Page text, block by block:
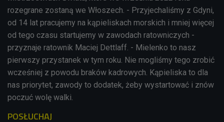
rozegrane zostaną we Włoszech. - Przyjechaliśmy z Gdyni,
od 14 lat pracujemy na kąpieliskach morskich i mniej więcej
od tego czasu startujemy w zawodach ratowniczych -
przyznaje ratownik Maciej Dettlaff. - Mielenko to nasz
pierwszy przystanek w tym roku. Nie mogliśmy tego zrobić
wcześniej z powodu braków kadrowych. Kąpieliska to dla
nas priorytet, zawody to dodatek, żeby wystartować i znów
poczuć wolę walki.
POSŁUCHAJ